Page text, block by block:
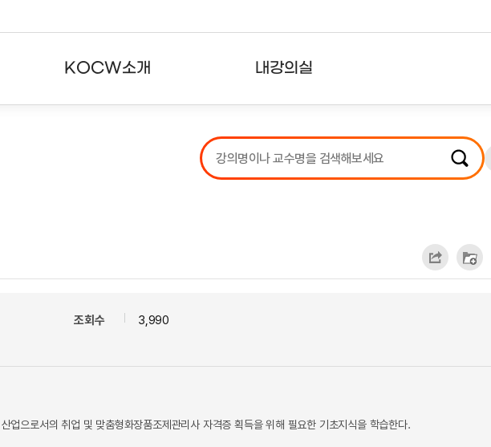
KOCW소개 내강의실
강의리스트
수강확인증강의
조회수 3,990
으로서의 취업 및 맞춤형화장품조제관리사 자격증 획득을 위해 필요한 기초지식을 학습한다.